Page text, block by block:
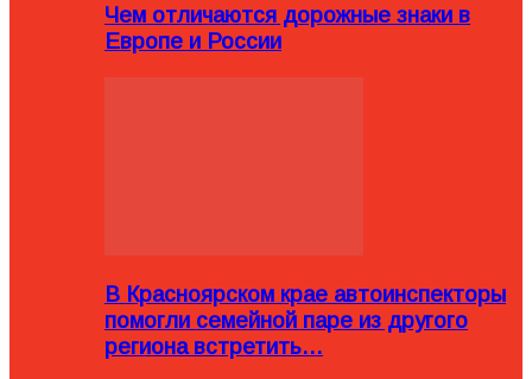
Чем отличаются дорожные знаки в
Европе и России
В Красноярском крае автоинспекторы
помогли семейной паре из другого
региона встретить…